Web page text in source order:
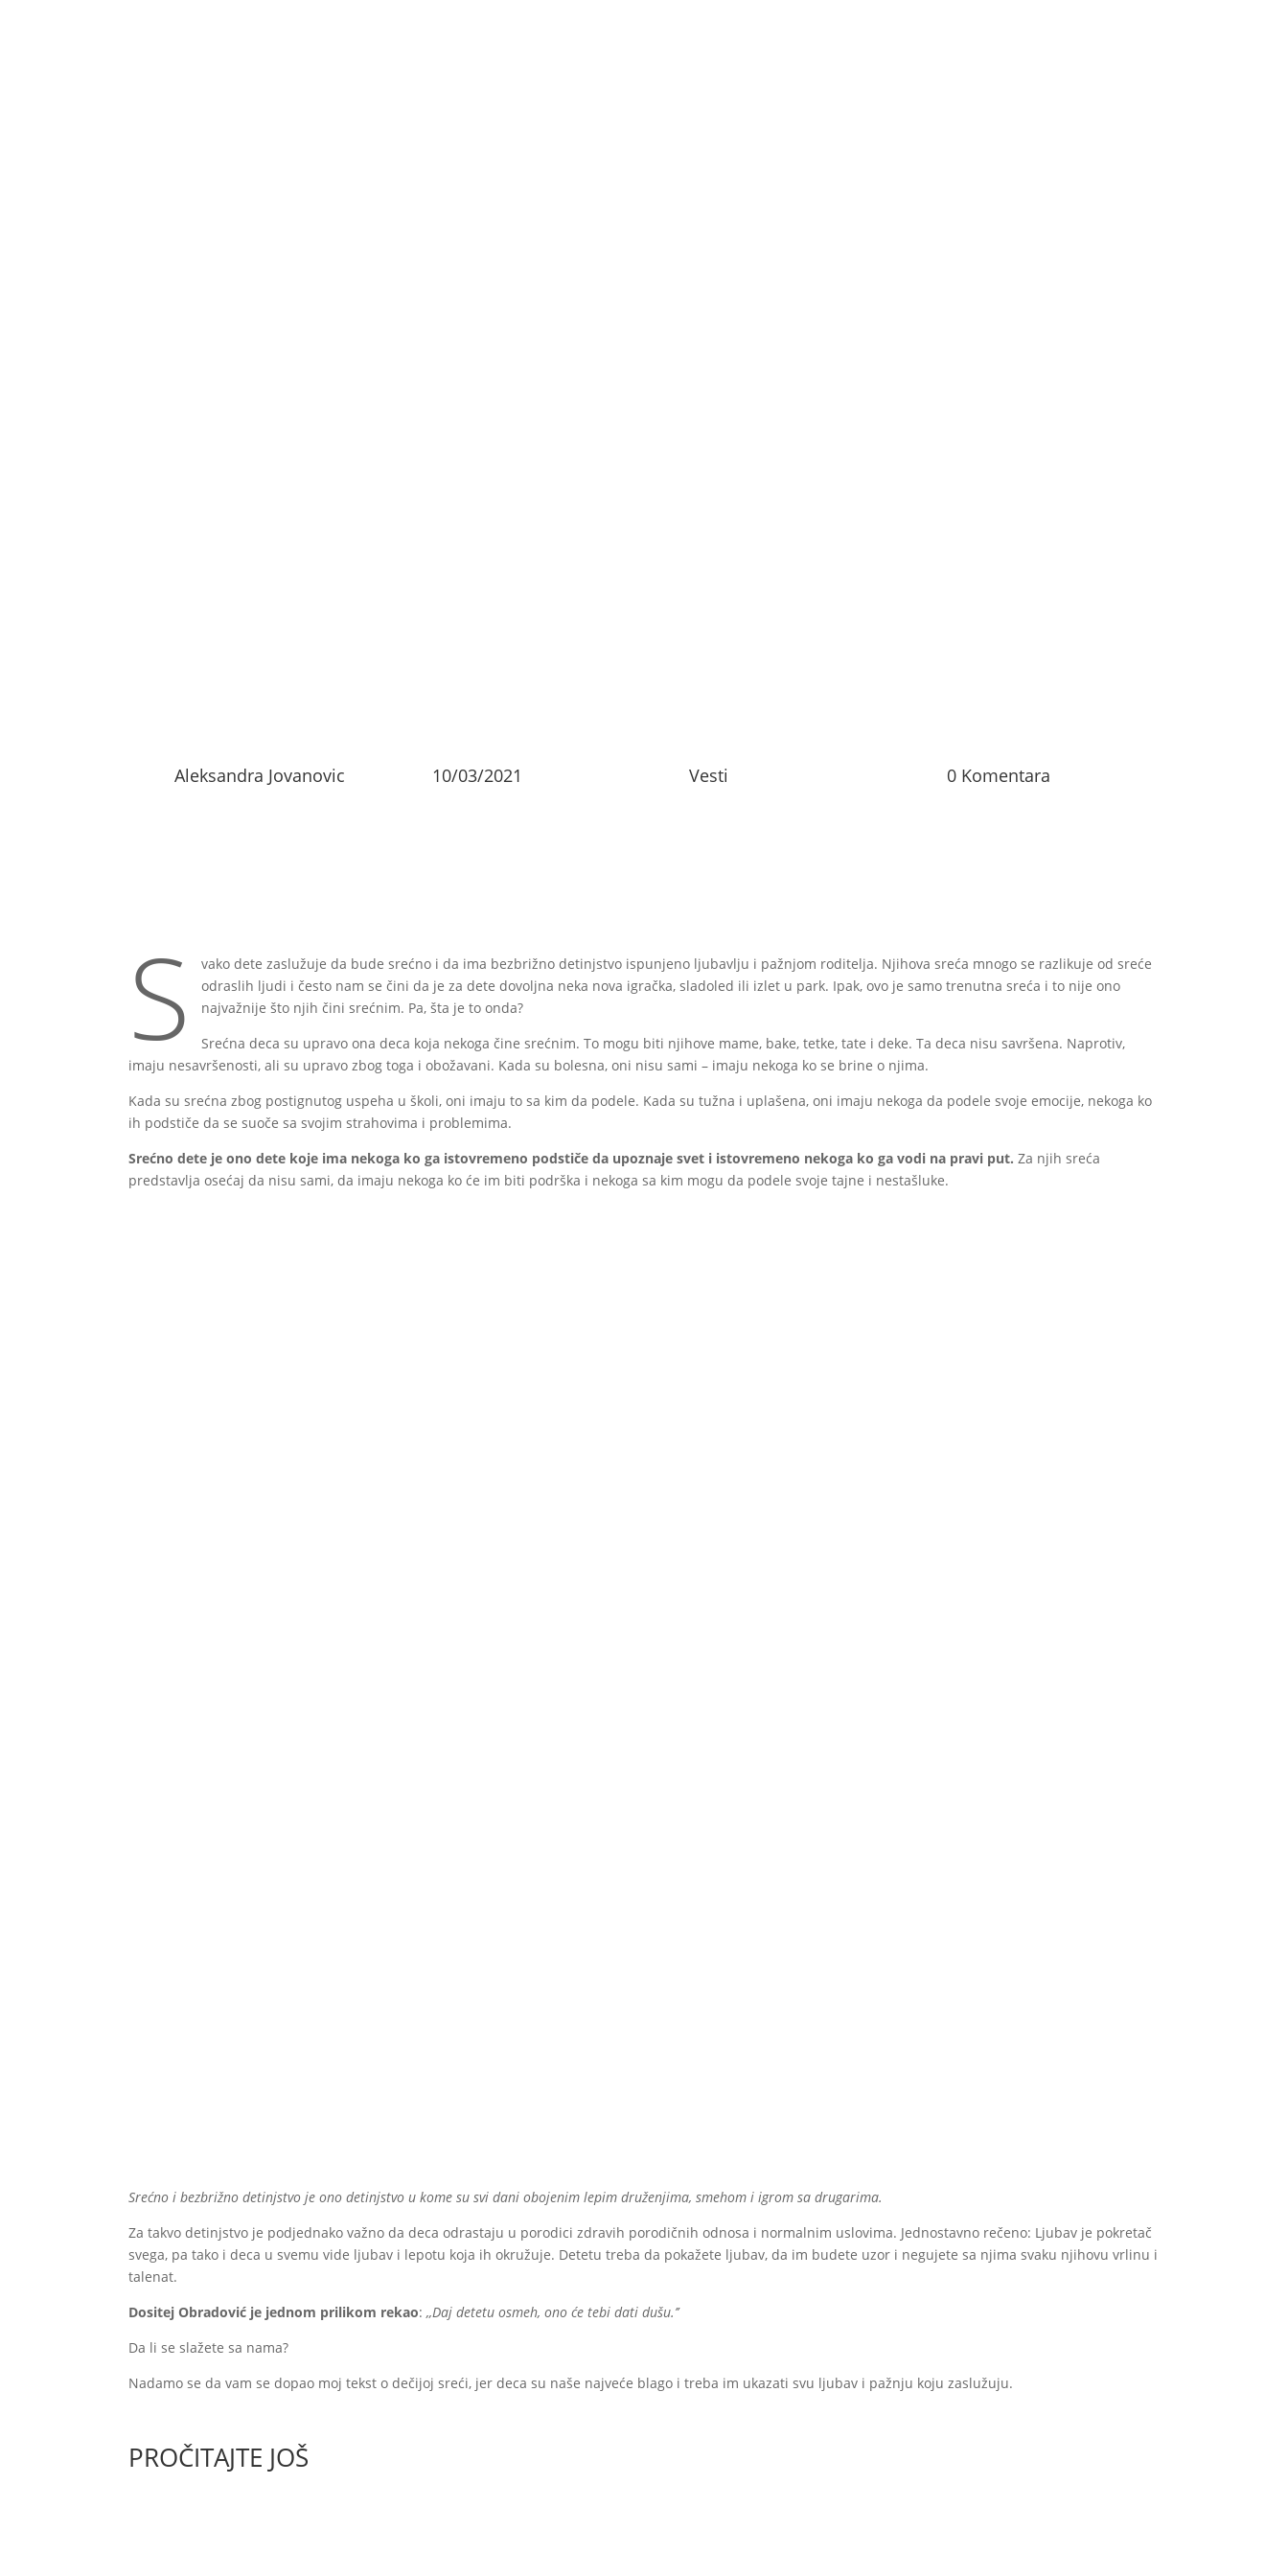
Aleksandra Jovanovic 10/03/2021 Vesti 0 Komentara
S
vako dete zaslužuje da bude srećno i da ima bezbrižno detinjstvo ispunjeno ljubavlju i pažnjom roditelja. Njihova sreća mnogo se razlikuje od sreće
odraslih ljudi i često nam se čini da je za dete dovoljna neka nova igračka, sladoled ili izlet u park. Ipak, ovo je samo trenutna sreća i to nije ono
najvažnije što njih čini srećnim. Pa, šta je to onda?
Srećna deca su upravo ona deca koja nekoga čine srećnim. To mogu biti njihove mame, bake, tetke, tate i deke. Ta deca nisu savršena. Naprotiv,
imaju nesavršenosti, ali su upravo zbog toga i obožavani. Kada su bolesna, oni nisu sami – imaju nekoga ko se brine o njima.
Kada su srećna zbog postignutog uspeha u školi, oni imaju to sa kim da podele. Kada su tužna i uplašena, oni imaju nekoga da podele svoje emocije, nekoga ko
ih podstiče da se suoče sa svojim strahovima i problemima.
Srećno dete je ono dete koje ima nekoga ko ga istovremeno podstiče da upoznaje svet i istovremeno nekoga ko ga vodi na pravi put. Za njih sreća
predstavlja osećaj da nisu sami, da imaju nekoga ko će im biti podrška i nekoga sa kim mogu da podele svoje tajne i nestašluke.
Srećno i bezbrižno detinjstvo je ono detinjstvo u kome su svi dani obojenim lepim druženjima, smehom i igrom sa drugarima.
Za takvo detinjstvo je podjednako važno da deca odrastaju u porodici zdravih porodičnih odnosa i normalnim uslovima. Jednostavno rečeno: Ljubav je pokretač
svega, pa tako i deca u svemu vide ljubav i lepotu koja ih okružuje. Detetu treba da pokažete ljubav, da im budete uzor i negujete sa njima svaku njihovu vrlinu i
talenat.
Dositej Obradović je jednom prilikom rekao:,,Daj detetu osmeh, ono će tebi dati dušu.’’
Da li se slažete sa nama?
Nadamo se da vam se dopao moj tekst o dečijoj sreći, jer deca su naše najveće blago i treba im ukazati svu ljubav i pažnju koju zaslužuju.
PROČITAJTE JOŠ